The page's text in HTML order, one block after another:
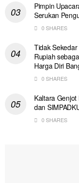
Pimpin
Serukan
0 SHARES
Tidak
Rupiah
Harga Diri
0 SHARES
Kaltara Genjot
dan
0 SHARES